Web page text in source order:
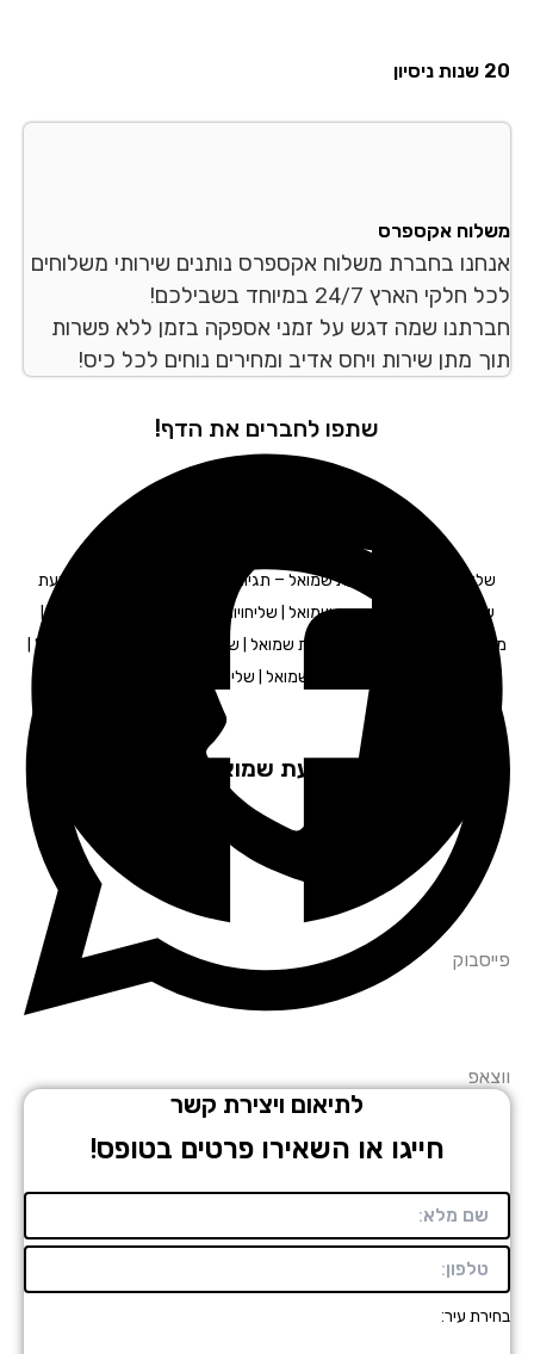
אקספרס
בחברת משלוח אקספרס נותנים שירותי משלוחים
הארץ 24/7 במיוחד בשבילכם!
שמה דגש על זמני אספקה בזמן ללא פשרות
מתן שירות ויחס אדיב ומחירים נוחים לכל כיס!
שתפו לחברים את הדף!
לעסקים בגבעת שמואל – תגיות חיפוש: חברת משלוחים בגבעת
| שליחויות בגבעת שמואל | שליחויות מהיום להיום בגבעת שמואל |
מעכשיו לעכשיו בגבעת שמואל | שליחות משפטית בגבעת שמואל |
משלוחן בגבעת שמואל | שליח בגבעת שמואל
שירות: בגבעת שמואל והסביבה
לתיאום ויצירת קשר
חייגו או השאירו פרטים בטופס!
עיר: